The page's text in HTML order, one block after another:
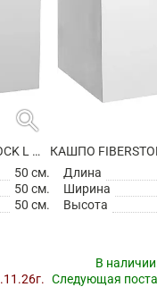
search
КАШПО FIBERSTONE BLOCK L MATT WHITE
50 см.
50 см.
50 см.
Длина
Ширина
Высота
В
Следующая